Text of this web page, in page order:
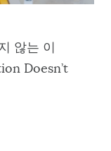
않는 이
Doesn’t